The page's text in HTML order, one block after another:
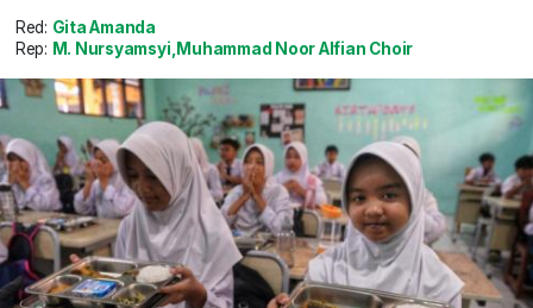
Red: Gita Amanda
Rep: M. Nursyamsyi,Muhammad Noor Alfian Choir